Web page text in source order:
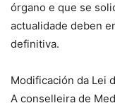
órgano e que se
actualidade deben
definitiva.
Modificación da Lei
A conselleira de